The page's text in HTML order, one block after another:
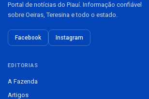
Portal de notícias do Piauí. Informação confiável
sobre Oeiras, Teresina e todo o estado.
Facebook Instagram
EDITORIAS
A Fazenda
Artigos